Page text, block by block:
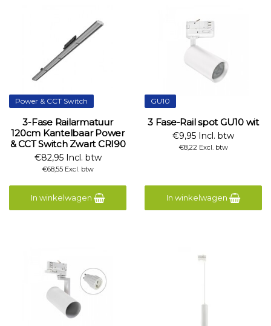
Power & CCT Switch
3-Fase Railarmatuur
120cm Kantelbaar Power
& CCT Switch Zwart CRI90
€82,95 Incl. btw
€68,55 Excl. btw
In winkelwagen
GU10
3 Fase-Rail spot GU10 wit
€9,95 Incl. btw
€8,22 Excl. btw
In winkelwagen